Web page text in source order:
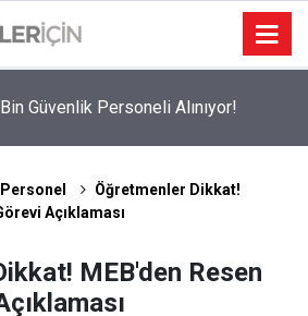
Güvenlik Personeli Alınıyor!
Öğretmenler Dikkat!
Açıklaması
MEB'den Resen